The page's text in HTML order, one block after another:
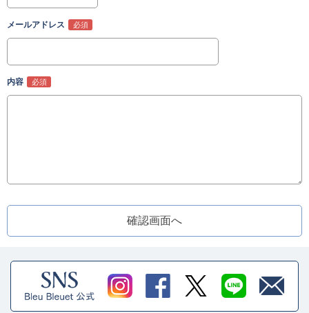
メールアドレス
内容